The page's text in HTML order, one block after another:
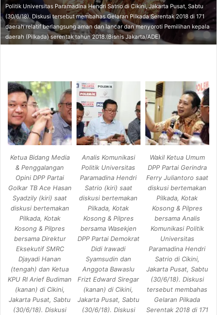
l
Politik Universitas Paramadina Hendri Satrio di Cikini, Jakarta Pusat, Sabtu
(30/6/18). Diskusi tersebut membahas Gelaran Pilkada Serentak 2018 di 171
daerah relatif berlangsung aman dan lancar dan menyoroti Pemilihan kepala
daerah (Pilkada) serentak tahun 2018.(Bisnis Jakarta/ADE)
Ketua Bidang Media
& Penggalangan
Opini DPP Partai
Golkar TB Ace Hasan
Syadzily (kiri) saat
diskusi bertemakan
Pilkada, Kotak
Kosong & Pilpres
bersama Direktur
Eksekutif SMRC
Djayadi Hanan
(tengah) dan Ketua
KPU RI Arief Budiman
(kanan) di Cikini,
Jakarta Pusat, Sabtu
(30/6/18). Diskusi
Analis Komunikasi
Politik Universitas
Paramadina Hendri
Satrio (kiri) saat
diskusi bertemakan
Pilkada, Kotak
Kosong & Pilpres
bersama Wasekjen
DPP Partai Demokrat
Didi Irawadi
Syamsudin dan
Anggota Bawaslu
Frizt Edward Siregar
(kanan) di Cikini,
Jakarta Pusat, Sabtu
(30/6/18). Diskusi
Wakil Ketua Umum
DPP Partai Gerindra
Ferry Juliantoro saat
diskusi bertemakan
Pilkada, Kotak
Kosong & Pilpres
bersama Analis
Komunikasi Politik
Universitas
Paramadina Hendri
Satrio di Cikini,
Jakarta Pusat, Sabtu
(30/6/18). Diskusi
tersebut membahas
Gelaran Pilkada
Serentak 2018 di 171